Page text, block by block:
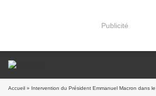
Publicité
Accueil » Intervention du Président Emmanuel Macron dans le cadre de l'édition spéciale de la